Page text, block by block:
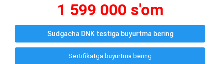
1 599 000 s'om
Sudgacha DNK testiga buyurtma bering
Sertifikatga buyurtma bering